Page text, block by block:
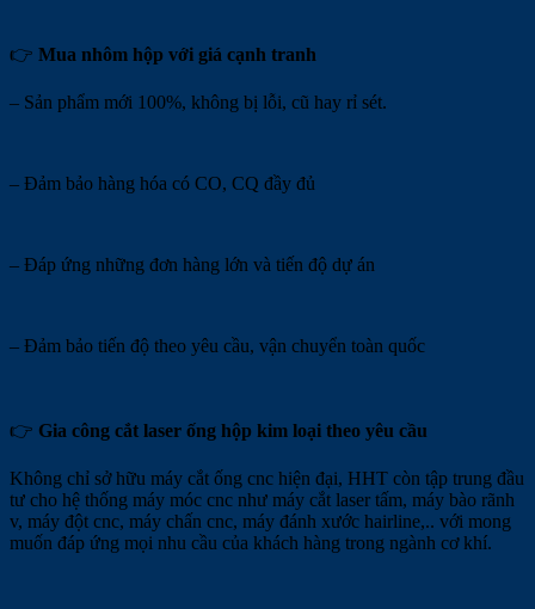
👉 Mua nhôm hộp với giá cạnh tranh
– Sản phẩm mới 100%, không bị lỗi, cũ hay rỉ sét.
– Đảm bảo hàng hóa có CO, CQ đầy đủ
– Đáp ứng những đơn hàng lớn và tiến độ dự án
– Đảm bảo tiến độ theo yêu cầu, vận chuyển toàn quốc
👉 Gia công cắt laser ống hộp kim loại theo yêu cầu
Không chỉ sở hữu máy cắt ống cnc hiện đại, HHT còn tập trung đầu
tư cho hệ thống máy móc cnc như máy cắt laser tấm, máy bào rãnh
v, máy đột cnc, máy chấn cnc, máy đánh xước hairline,.. với mong
muốn đáp ứng mọi nhu cầu của khách hàng trong ngành cơ khí.